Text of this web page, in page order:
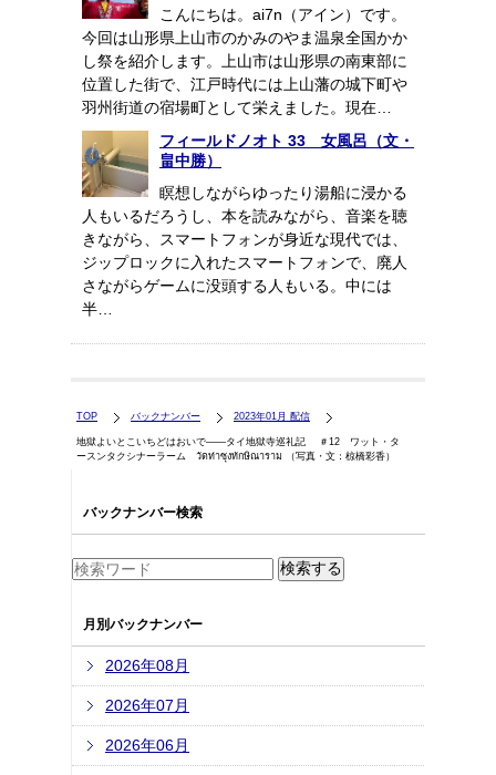
こんにちは。ai7n（アイン）です。
今回は山形県上山市のかみのやま温泉全国かか
し祭を紹介します。上山市は山形県の南東部に
位置した街で、江戸時代には上山藩の城下町や
羽州街道の宿場町として栄えました。現在…
フィールドノオト 33 女風呂（文・
畠中勝）
瞑想しながらゆったり湯船に浸かる
人もいるだろうし、本を読みながら、音楽を聴
きながら、スマートフォンが身近な現代では、
ジップロックに入れたスマートフォンで、廃人
さながらゲームに没頭する人もいる。中には
半…
TOP バックナンバー 2023年01月 配信
地獄よいとこいちどはおいで――タイ地獄寺巡礼記 ＃12 ワット・タ
ースンタクシナーラーム วัดท่าซุงทักษิณาราม （写真・文：椋橋彩香）
バックナンバー検索
月別バックナンバー
2026年08月
2026年07月
2026年06月